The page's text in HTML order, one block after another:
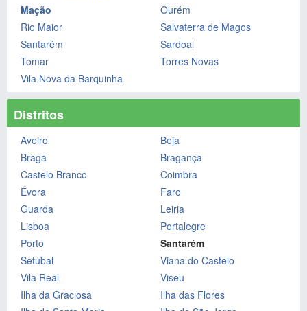
Mação
Ourém
Rio Maior
Salvaterra de Magos
Santarém
Sardoal
Tomar
Torres Novas
Vila Nova da Barquinha
Distritos
Aveiro
Beja
Braga
Bragança
Castelo Branco
Coimbra
Évora
Faro
Guarda
Leiria
Lisboa
Portalegre
Porto
Santarém
Setúbal
Viana do Castelo
Vila Real
Viseu
Ilha da Graciosa
Ilha das Flores